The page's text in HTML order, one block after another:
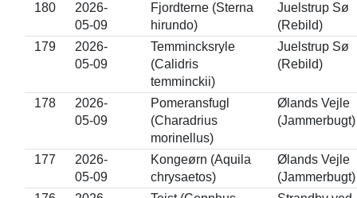
180
2026-
05-09
Fjordterne (Sterna
hirundo)
Juelstrup Sø
(Rebild)
179
2026-
05-09
Temmincksryle
(Calidris
temminckii)
Juelstrup Sø
(Rebild)
178
2026-
05-09
Pomeransfugl
(Charadrius
morinellus)
Ølands Vejle
(Jammerbugt)
177
2026-
05-09
Kongeørn (Aquila
chrysaetos)
Ølands Vejle
(Jammerbugt)